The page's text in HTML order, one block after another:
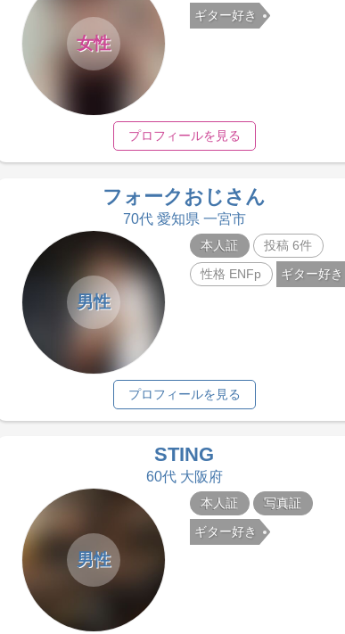
女性
ギター好き
プロフィールを見る
フォークおじさん
70代 愛知県 一宮市
男性
本人証
投稿 6件
性格 ENFp
ギター好き
プロフィールを見る
STING
60代 大阪府
男性
本人証
写真証
ギター好き